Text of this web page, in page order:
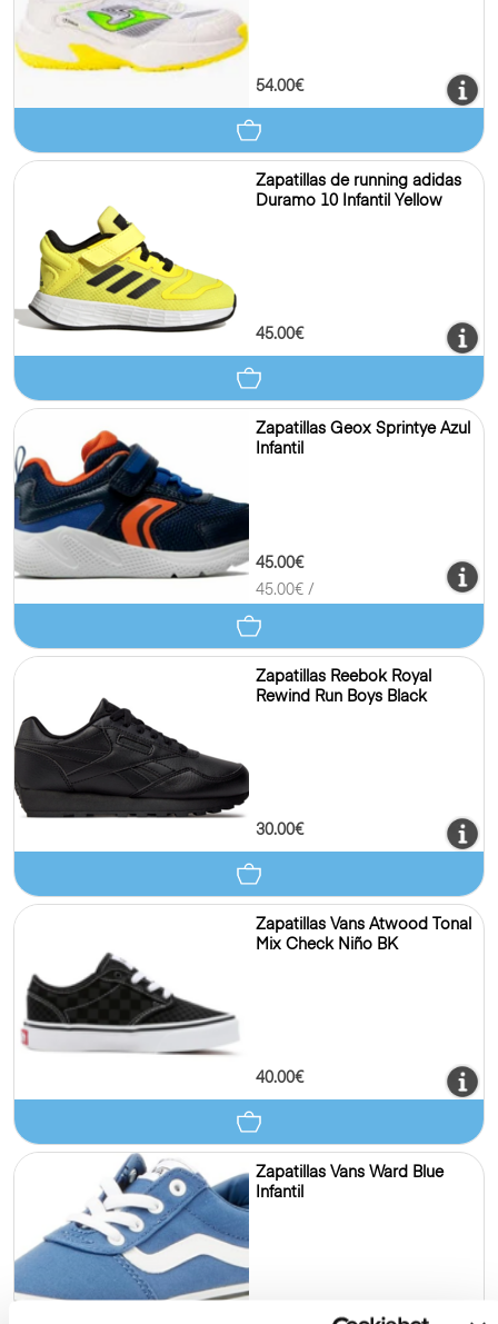
54.00€
Zapatillas de running adidas
Duramo 10 Infantil Yellow
45.00€
Zapatillas Geox Sprintye Azul
Infantil
45.00€
45.00€ /
Zapatillas Reebok Royal
Rewind Run Boys Black
30.00€
Zapatillas Vans Atwood Tonal
Mix Check Niño BK
40.00€
Zapatillas Vans Ward Blue
Infantil